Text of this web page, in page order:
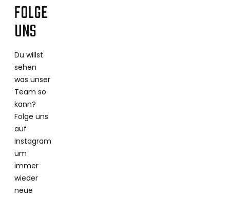
FOLGE
UNS
Du willst
sehen
was unser
Team so
kann?
Folge uns
auf
Instagram
um
immer
wieder
neue